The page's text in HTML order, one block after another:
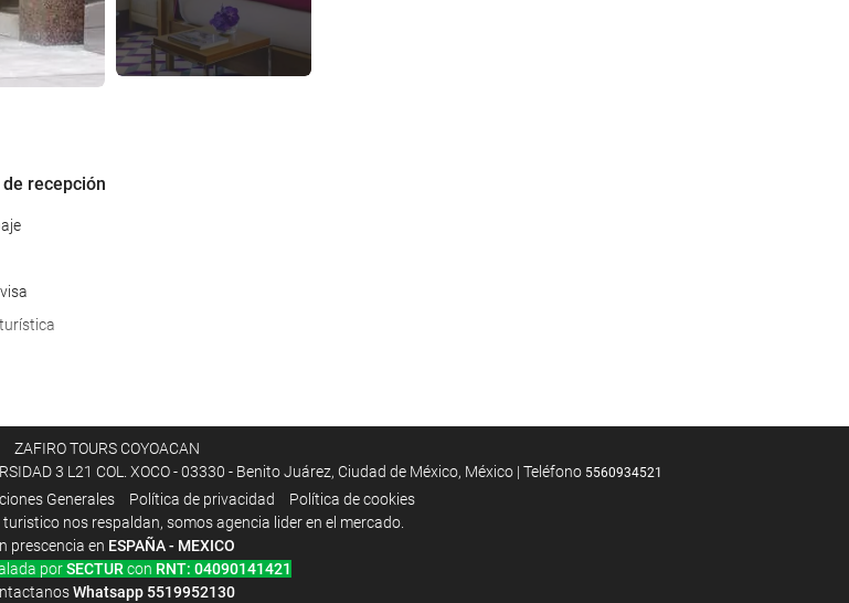
recepción
ZAFIRO TOURS COYOACAN
3 L21 COL. XOCO - 03330 - Benito Juárez, Ciudad de México, México | Teléfono 5560934521
Generales Política de privacidad
Política de cookies
nos respaldan, somos agencia lider en el mercado.
prescencia en ESPAÑA - MEXICO
porSECTUR con RNT: 04090141421
Whatsapp 5519952130